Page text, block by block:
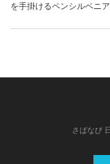
を手掛けるペンシルベニ
を発表した。「ミリブロ
さばなび